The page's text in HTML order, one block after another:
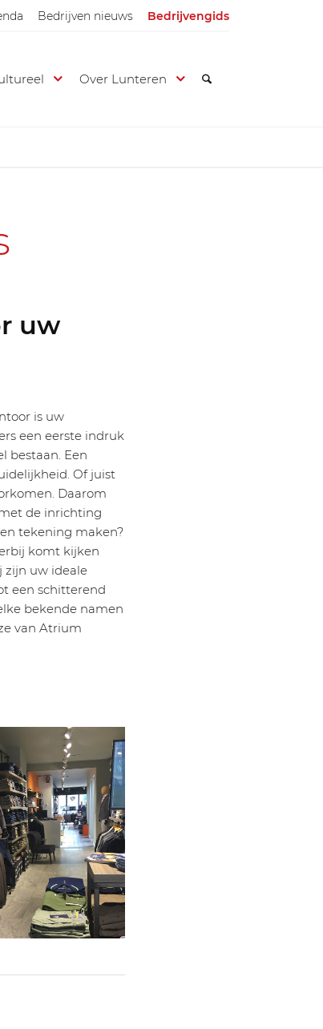
Bedrijven nieuws Bedrijvengids
Over Lunteren
uw
is uw
een eerste indruk
bestaan. Een
Of juist
Daarom
de inrichting
tekening maken?
komt kijken
zijn uw ideale
een schitterend
bekende namen
van Atrium